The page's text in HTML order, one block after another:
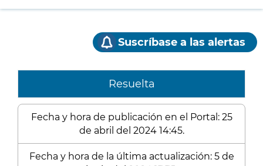
Suscríbase a las alertas
Resuelta
Fecha y hora de publicación en el Portal: 25
de abril del 2024 14:45.
Fecha y hora de la última actualización: 5 de